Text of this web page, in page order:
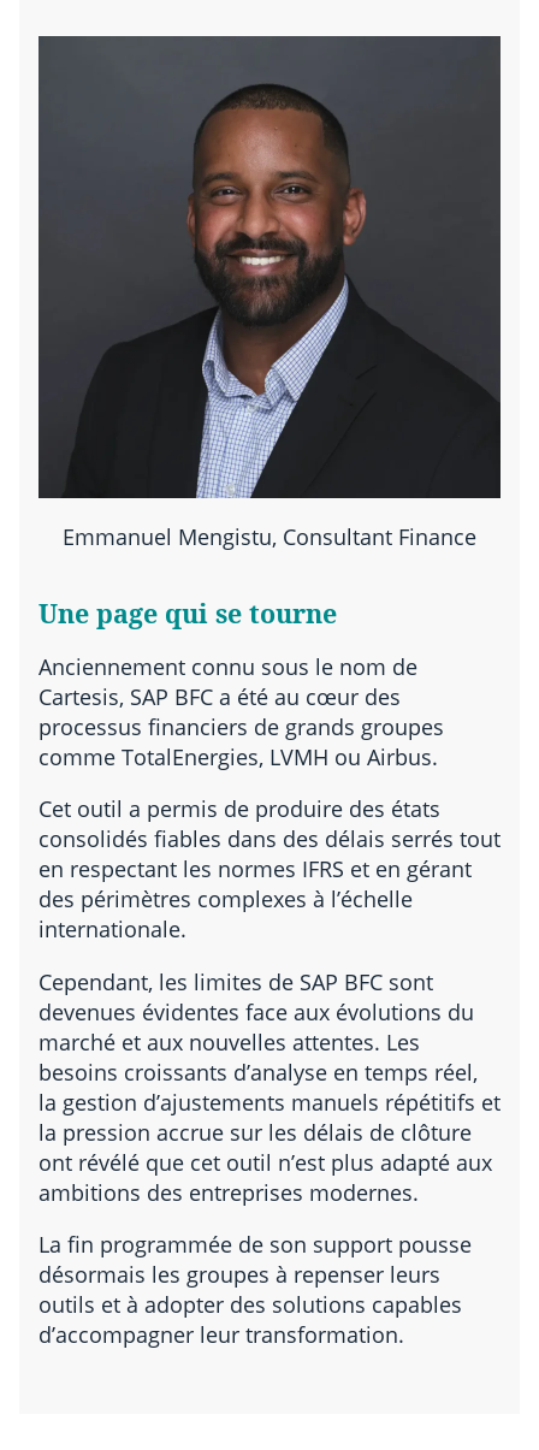
Emmanuel Mengistu, Consultant Finance
Une page qui se tourne
Anciennement connu sous le nom de
Cartesis, SAP BFC a été au cœur des
processus financiers de grands groupes
comme TotalEnergies, LVMH ou Airbus.
Cet outil a permis de produire des états
consolidés fiables dans des délais serrés tout
en respectant les normes IFRS et en gérant
des périmètres complexes à l’échelle
internationale.
Cependant, les limites de SAP BFC sont
devenues évidentes face aux évolutions du
marché et aux nouvelles attentes. Les
besoins croissants d’analyse en temps réel,
la gestion d’ajustements manuels répétitifs et
la pression accrue sur les délais de clôture
ont révélé que cet outil n’est plus adapté aux
ambitions des entreprises modernes.
La fin programmée de son support pousse
désormais les groupes à repenser leurs
outils et à adopter des solutions capables
d’accompagner leur transformation.